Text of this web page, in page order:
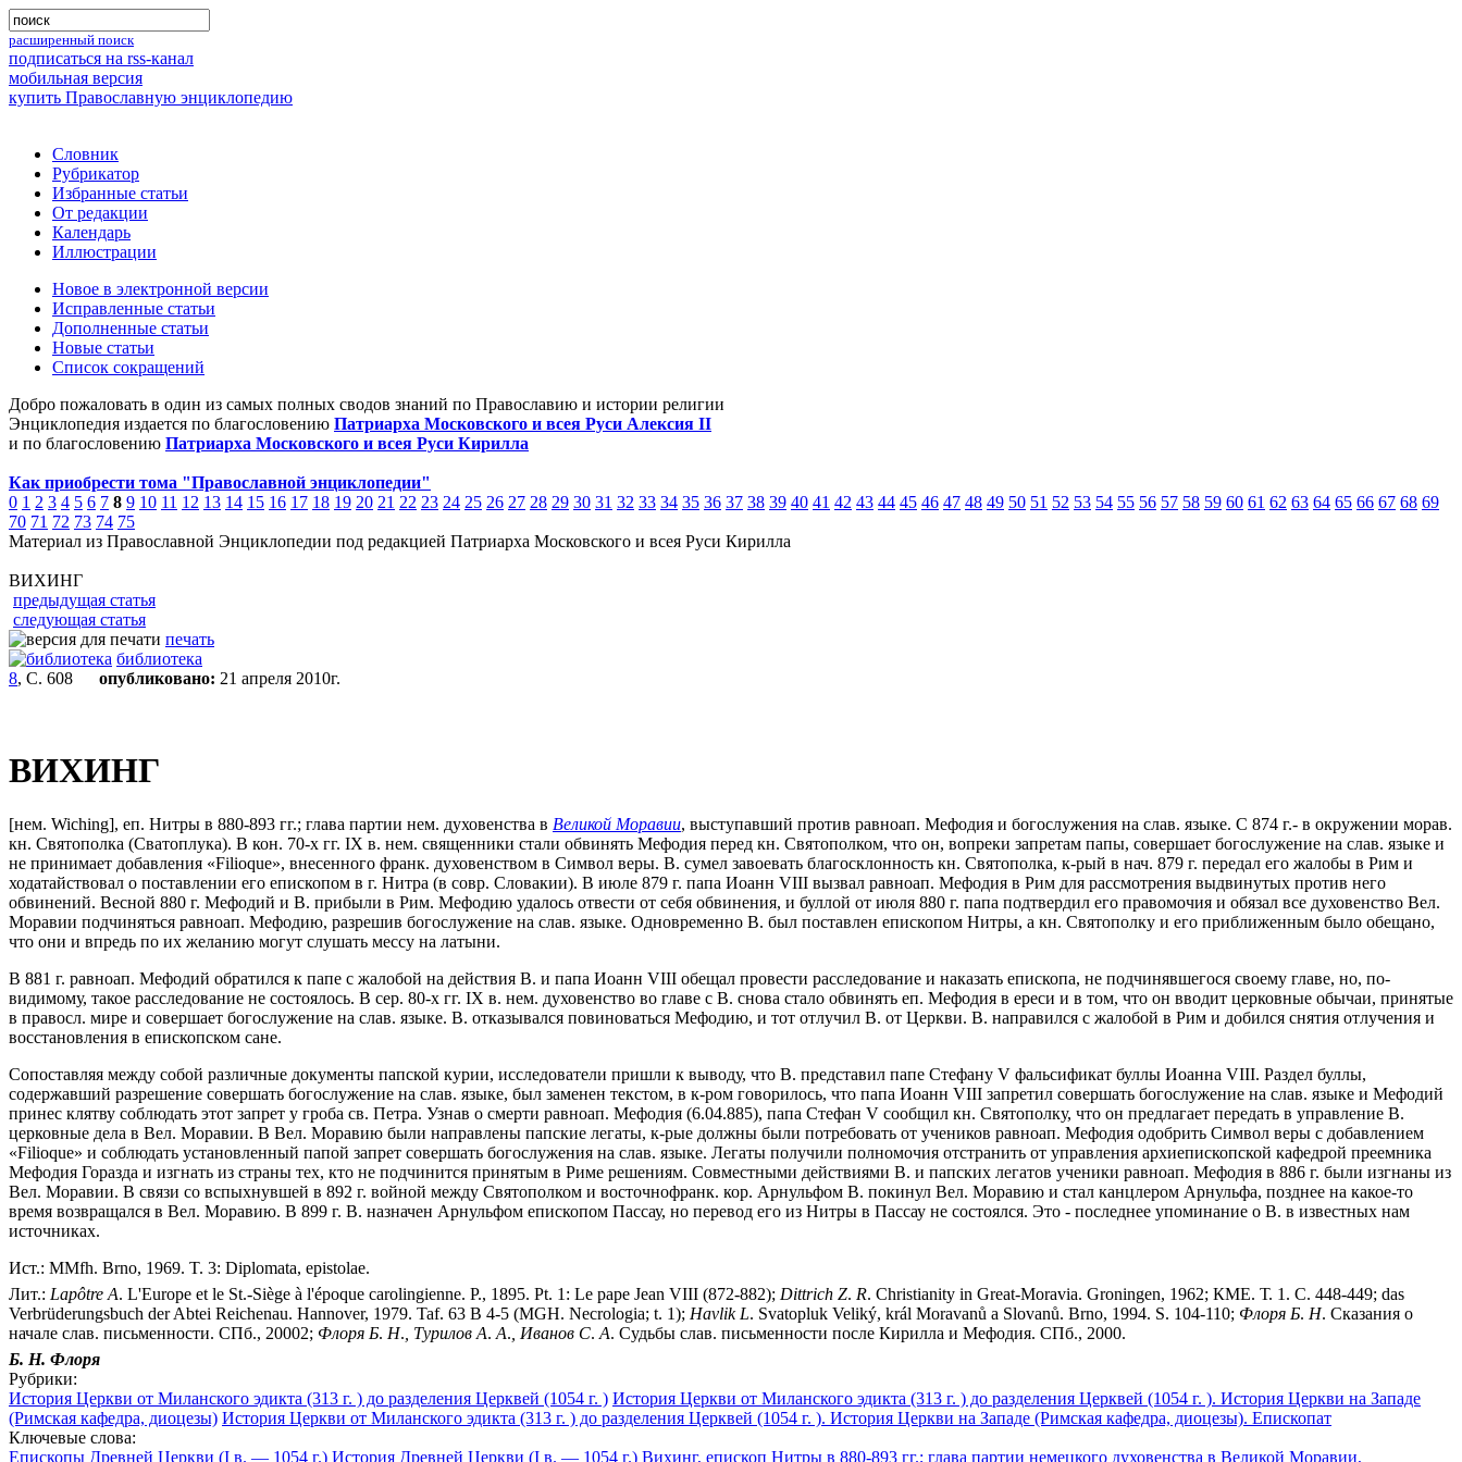
расширенный поиск
подписаться на rss-канал
мобильная версия
купить Православную энциклопедию
Словник
Рубрикатор
Избранные статьи
От редакции
Календарь
Иллюстрации
Новое в электронной версии
Исправленные статьи
Дополненные статьи
Новые статьи
Список сокращений
Добро пожаловать в один из самых полных сводов знаний по Православию и истории религии
Энциклопедия издается по благословению Патриарха Московского и всея Руси Алексия II
и по благословению Патриарха Московского и всея Руси Кирилла
Как приобрести тома "Православной энциклопедии"
0 1 2 3 4 5 6 7 8 9 10 11 12 13 14 15 16 17 18 19 20 21 22 23 24 25 26 27 28 29 30 31 32 33 34 35 36 37 38 39 40 41 42 43 44 45 46 47 48 49 50 51 52 53 54 55 56 57 58 59 60 61 62 63 64 65 66 67 68 69
70 71 72 73 74 75
Материал из Православной Энциклопедии под редакцией Патриарха Московского и всея Руси Кирилла
ВИХИНГ
предыдущая статья
следующая статья
печать
библиотека
8, С. 608 опубликовано: 21 апреля 2010г.
ВИХИНГ
[нем. Wiching], еп. Нитры в 880-893 гг.; глава партии нем. духовенства в Великой Моравии, выступавший против равноап. Мефодия и богослужения на слав. языке. С 874 г.- в окружении морав.
кн. Святополка (Сватоплука). В кон. 70-х гг. IX в. нем. священники стали обвинять Мефодия перед кн. Святополком, что он, вопреки запретам папы, совершает богослужение на слав. языке и
не принимает добавления «Filioque», внесенного франк. духовенством в Символ веры. В. сумел завоевать благосклонность кн. Святополка, к-рый в нач. 879 г. передал его жалобы в Рим и
ходатайствовал о поставлении его епископом в г. Нитра (в совр. Словакии). В июле 879 г. папа Иоанн VIII вызвал равноап. Мефодия в Рим для рассмотрения выдвинутых против него
обвинений. Весной 880 г. Мефодий и В. прибыли в Рим. Мефодию удалось отвести от себя обвинения, и буллой от июля 880 г. папа подтвердил его правомочия и обязал все духовенство Вел.
Моравии подчиняться равноап. Мефодию, разрешив богослужение на слав. языке. Одновременно В. был поставлен епископом Нитры, а кн. Святополку и его приближенным было обещано,
что они и впредь по их желанию могут слушать мессу на латыни.
В 881 г. равноап. Мефодий обратился к папе с жалобой на действия В. и папа Иоанн VIII обещал провести расследование и наказать епископа, не подчинявшегося своему главе, но, по-
видимому, такое расследование не состоялось. В сер. 80-х гг. IX в. нем. духовенство во главе с В. снова стало обвинять еп. Мефодия в ереси и в том, что он вводит церковные обычаи, принятые
в правосл. мире и совершает богослужение на слав. языке. В. отказывался повиноваться Мефодию, и тот отлучил В. от Церкви. В. направился с жалобой в Рим и добился снятия отлучения и
восстановления в епископском сане.
Сопоставляя между собой различные документы папской курии, исследователи пришли к выводу, что В. представил папе Стефану V фальсификат буллы Иоанна VIII. Раздел буллы,
содержавший разрешение совершать богослужение на слав. языке, был заменен текстом, в к-ром говорилось, что папа Иоанн VIII запретил совершать богослужение на слав. языке и Мефодий
принес клятву соблюдать этот запрет у гроба св. Петра. Узнав о смерти равноап. Мефодия (6.04.885), папа Стефан V сообщил кн. Святополку, что он предлагает передать в управление В.
церковные дела в Вел. Моравии. В Вел. Моравию были направлены папские легаты, к-рые должны были потребовать от учеников равноап. Мефодия одобрить Символ веры с добавлением
«Filioque» и соблюдать установленный папой запрет совершать богослужения на слав. языке. Легаты получили полномочия отстранить от управления архиепископской кафедрой преемника
Мефодия Горазда и изгнать из страны тех, кто не подчинится принятым в Риме решениям. Совместными действиями В. и папских легатов ученики равноап. Мефодия в 886 г. были изгнаны из
Вел. Моравии. В связи со вспыхнувшей в 892 г. войной между Святополком и восточнофранк. кор. Арнульфом В. покинул Вел. Моравию и стал канцлером Арнульфа, позднее на какое-то
время возвращался в Вел. Моравию. В 899 г. В. назначен Арнульфом епископом Пассау, но перевод его из Нитры в Пассау не состоялся. Это - последнее упоминание о В. в известных нам
источниках.
Ист.: MMfh. Brno, 1969. T. 3: Diplomata, epistolae.
Лит.: Lapôtre A. L'Europe et le St.-Siège à l'époque carolingienne. P., 1895. Pt. 1: Le pape Jean VIII (872-882); Dittrich Z. R. Christianity in Great-Moravia. Groningen, 1962; КМЕ. Т. 1. С. 448-449; das
Verbrüderungsbuch der Abtei Reichenau. Hannover, 1979. Taf. 63 B 4-5 (MGH. Necrologia; t. 1); Havlik L. Svatopluk Veliký, král Moravanů a Slovanů. Brno, 1994. S. 104-110; Флоря Б. Н. Сказания о
начале слав. письменности. СПб., 20002; Флоря Б. Н. Турилов А. А. Иванов С. А. Судьбы слав. письменности после Кирилла и Мефодия. СПб., 2000.
Б. Н. Флоря
Рубрики:
История Церкви от Миланского эдикта (313 г. ) до разделения Церквей (1054 г. ) История Церкви от Миланского эдикта (313 г. ) до разделения Церквей (1054 г. ). История Церкви на Западе
(Римская кафедра, диоцезы) История Церкви от Миланского эдикта (313 г. ) до разделения Церквей (1054 г. ). История Церкви на Западе (Римская кафедра, диоцезы). Епископат
Ключевые слова:
Епископы Древней Церкви (I в. — 1054 г.) История Древней Церкви (I в. — 1054 г.) Вихинг, епископ Нитры в 880-893 гг.; глава партии немецкого духовенства в Великой Моравии,